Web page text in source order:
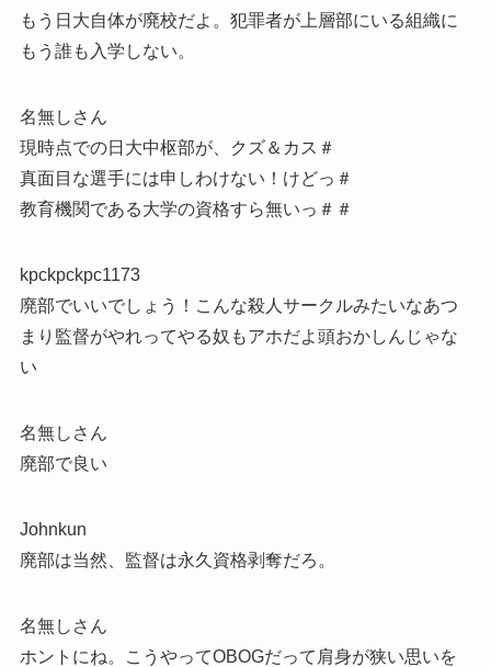
もう日大自体が廃校だよ。犯罪者が上層部にいる組織に
もう誰も入学しない。
名無しさん
現時点での日大中枢部が、クズ＆カス＃
真面目な選手には申しわけない！けどっ＃
教育機関である大学の資格すら無いっ＃＃
kpckpckpc1173
廃部でいいでしょう！こんな殺人サークルみたいなあつ
まり監督がやれってやる奴もアホだよ頭おかしんじゃな
い
名無しさん
廃部で良い
Johnkun
廃部は当然、監督は永久資格剥奪だろ。
名無しさん
ホントにね。こうやってOBOGだって肩身が狭い思いを